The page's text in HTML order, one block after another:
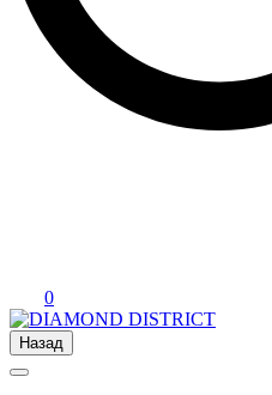
0
Назад